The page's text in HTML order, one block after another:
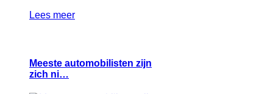
Lees meer
Meeste automobilisten zijn
zich ni…